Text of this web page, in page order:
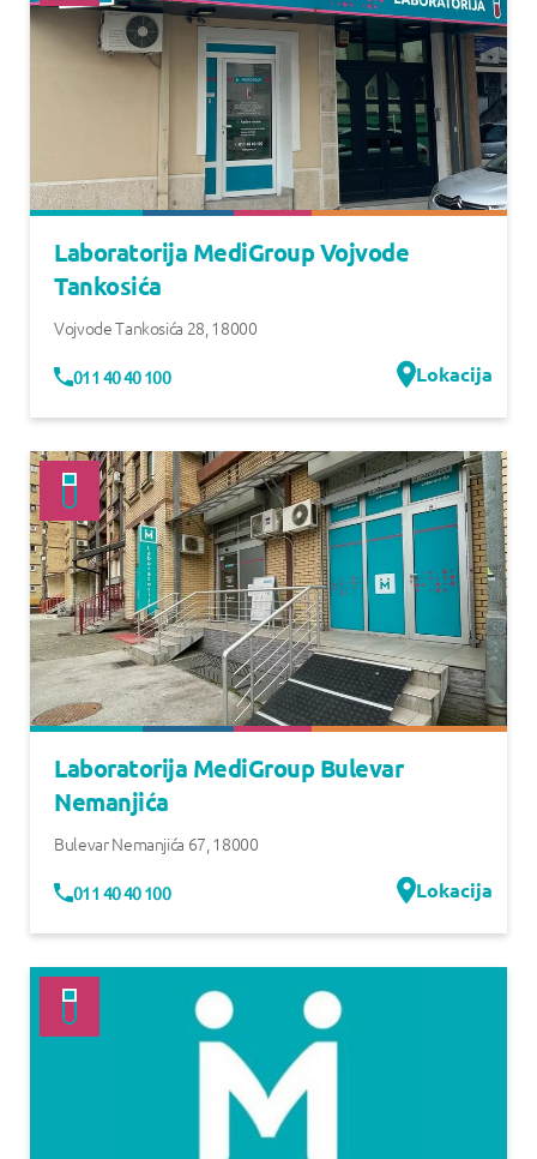
Laboratorija MediGroup Vojvode
Tankosića
Vojvode Tankosića 28,18000
011 40 40 100 Lokacija
Laboratorija MediGroup Bulevar
Nemanjića
Bulevar Nemanjića 67 18000
011 40 40 100 Lokacija